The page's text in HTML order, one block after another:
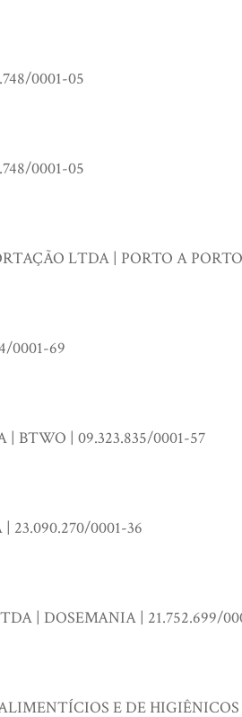
0001-05
0001-05
LTDA | PORTO A
0001-69
BTWO | 09.323.835/0001-57
23.090.270/0001-36
| DOSEMANIA | 21.752.699/
E DE